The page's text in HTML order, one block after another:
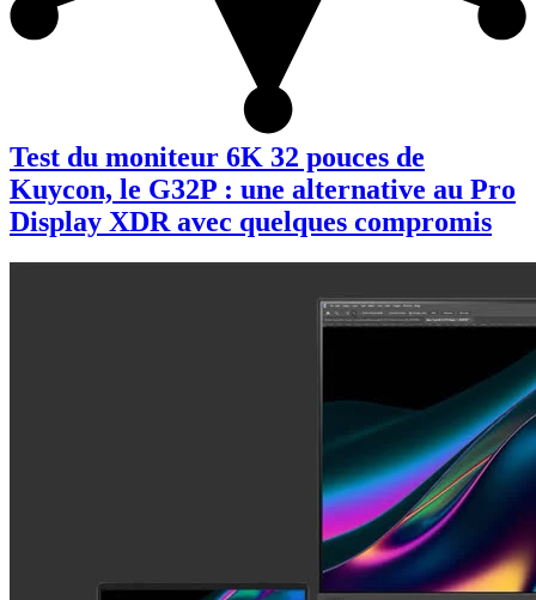
Test du moniteur 6K 32 pouces de
Kuycon, le G32P : une alternative au Pro
Display XDR avec quelques compromis